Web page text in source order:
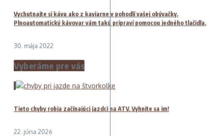
Vychutnajte si kávu ako z kaviarne v pohodlí vašej obývačky.
Plnoautomatický kávovar vám takú pripraví pomocou jedného tlačidla.
30. mája 2022
Vyberáme pre vás
1
Tieto chyby robia začínajúci jazdci na ATV. Vyhnite sa im!
22. júna 2026